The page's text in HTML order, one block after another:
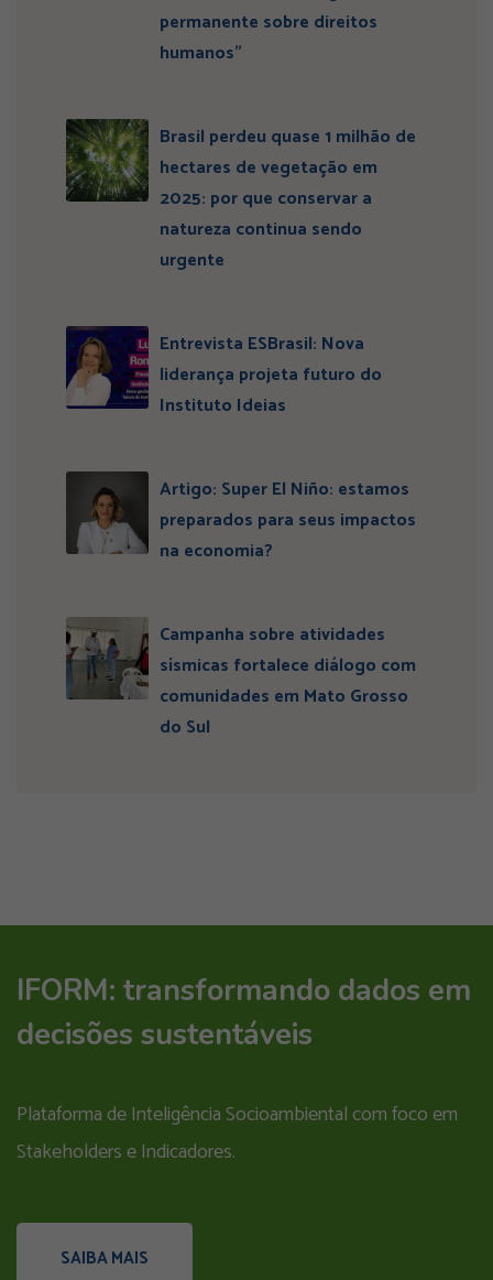
permanente sobre direitos
humanos”
Brasil perdeu quase 1 milhão de
hectares de vegetação em
2025: por que conservar a
natureza continua sendo
urgente
Entrevista ESBrasil: Nova
liderança projeta futuro do
Instituto Ideias
Artigo: Super El Niño: estamos
preparados para seus impactos
na economia?
Campanha sobre atividades
sísmicas fortalece diálogo com
comunidades em Mato Grosso
do Sul
IFORM: transformando dados em
decisões sustentáveis
Plataforma de Inteligência Socioambiental com foco em
Stakeholders e Indicadores.
SAIBA MAIS